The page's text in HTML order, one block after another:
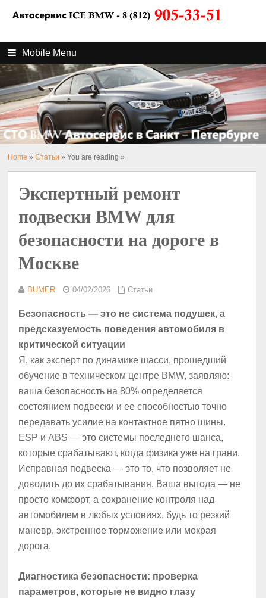
Mobile Menu
Home »Статьи » You are reading »
Экспертный ремонт
подвески BMW для
безопасности на дороге в
Москве
BUMER 04/02/2026 Статьи
Безопасность — это не система подушек, а
предсказуемость поведения автомобиля в
критической ситуации
Я, как эксперт по динамике шасси, прошедший
обучение в техническом центре BMW, заявляю:
ваша безопасность на 80% определяется
состоянием подвески и ее способностью точно
передавать усилие на контактное пятно шины.
ESP и ABS — это системы последнего шанса,
которые срабатывают, когда физика уже на грани.
Исправная подвеска — это то, что позволяет не
доводить до их срабатывания. Ваша выгода — не
просто комфорт, а сохранение контроля над
автомобилем в любых условиях, будь то резкий
маневр, экстренное торможение или мокрая
дорога.
Диагностика безопасности: проверка
параметров, которые не видно глазу